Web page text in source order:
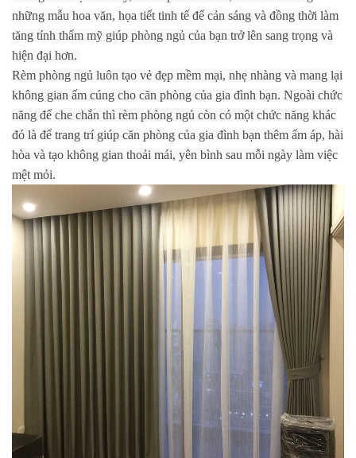
những mẫu hoa văn, họa tiết tinh tế để cản sáng và đồng thời làm
tăng tính thẩm mỹ giúp phòng ngủ của bạn trở lên sang trọng và
hiện đại hơn.
Rèm phòng ngủ luôn tạo vẻ đẹp mềm mại, nhẹ nhàng và mang lại
không gian ấm cúng cho căn phòng của gia đình bạn. Ngoài chức
năng để che chắn thì rèm phòng ngủ còn có một chức năng khác
đó là để trang trí giúp căn phòng của gia đình bạn thêm ấm áp, hài
hòa và tạo không gian thoải mái, yên bình sau mỗi ngày làm việc
mệt mỏi.